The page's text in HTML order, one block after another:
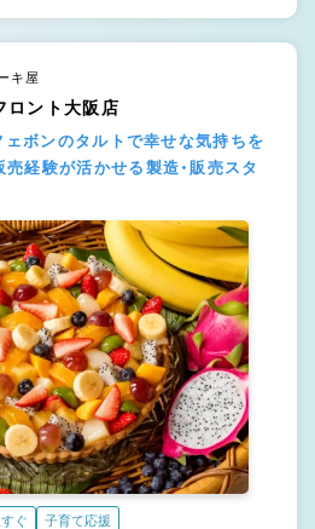
キ屋
ロント大阪店
ェボンのタルトで幸せな気持ちを
経験が活かせる製造・販売スタ
ぐ 子育て応援